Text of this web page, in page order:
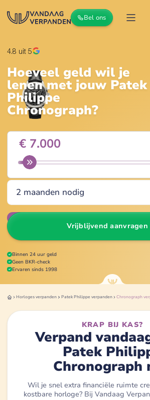
Bel ons
4.8 uit 5
Hoeveel geld wil je
lenen met jouw Patek
Philippe
Chronograph?
Wijzig
Vrijblijvend aanvragen
Binnen 24 uur geld
Geen BKR-check
Ervaren sinds 1998
Horloges verpanden Patek Philippeverpanden Chronograph
KRAP BIJ KAS?
Verpand
Patek
Chronograph
Wil je snel extra financiële ruimte
kostbare horloge? Bij Vandaag